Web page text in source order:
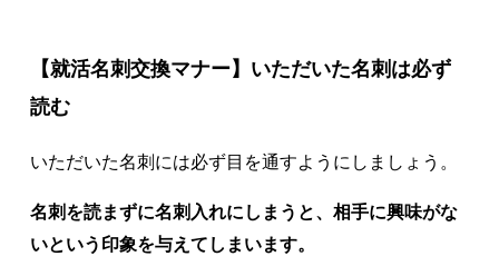
【就活名刺交換マナー】いただいた名刺は必ず
読む
いただいた名刺には必ず目を通すようにしましょう。
名刺を読まずに名刺入れにしまうと、相手に興味がな
いという印象を与えてしまいます。